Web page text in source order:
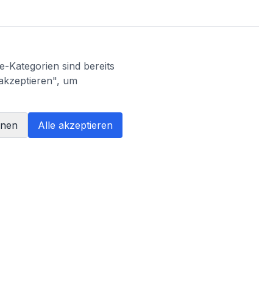
Kategorien sind bereits
um
Alle akzeptieren